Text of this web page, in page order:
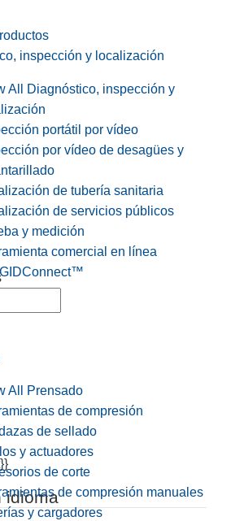
idioma
inspección y localización
All Diagnóstico, inspección y
portátil por vídeo
por vídeo de desagües y
de tubería sanitaria
de servicios públicos
y medición
comercial en línea
All Prensado
de compresión
de sellado
y actuadores
de corte
de compresión manuales
y cargadores